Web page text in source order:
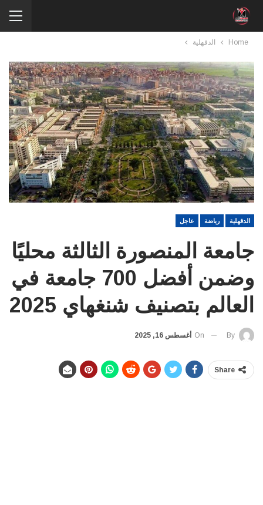
Home الدقهلية
الدقهلية رياضة عاجل
جامعة المنصورة الثالثة محليًا
وضمن أفضل 700 جامعة في
العالم بتصنيف شنغهاي 2025
By
On أغسطس 16, 2025
Share